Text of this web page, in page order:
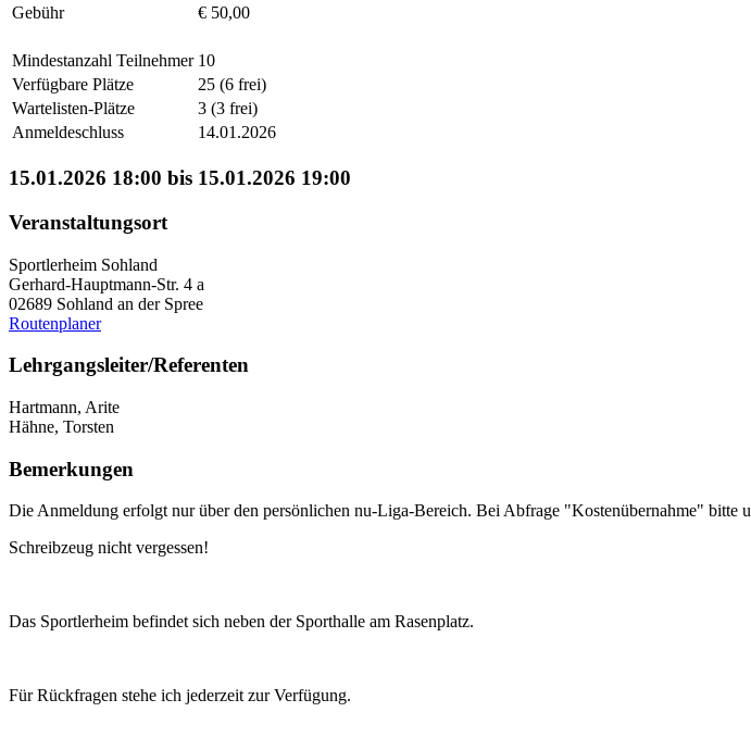
Gebühr
€ 50,00
Mindestanzahl Teilnehmer 10
Verfügbare Plätze
25 (6 frei)
Wartelisten-Plätze
3 (3 frei)
Anmeldeschluss
14.01.2026
15.01.2026 18:00 bis 15.01.2026 19:00
Veranstaltungsort
Sportlerheim Sohland
Gerhard-Hauptmann-Str. 4 a
02689 Sohland an der Spree
Routenplaner
Lehrgangsleiter/Referenten
Hartmann, Arite
Hähne, Torsten
Bemerkungen
Die Anmeldung erfolgt nur über den persönlichen nu-Liga-Bereich. Bei Abfrage "Kostenübernahme" bitte
Schreibzeug nicht vergessen!
Das Sportlerheim befindet sich neben der Sporthalle am Rasenplatz.
Für Rückfragen stehe ich jederzeit zur Verfügung.